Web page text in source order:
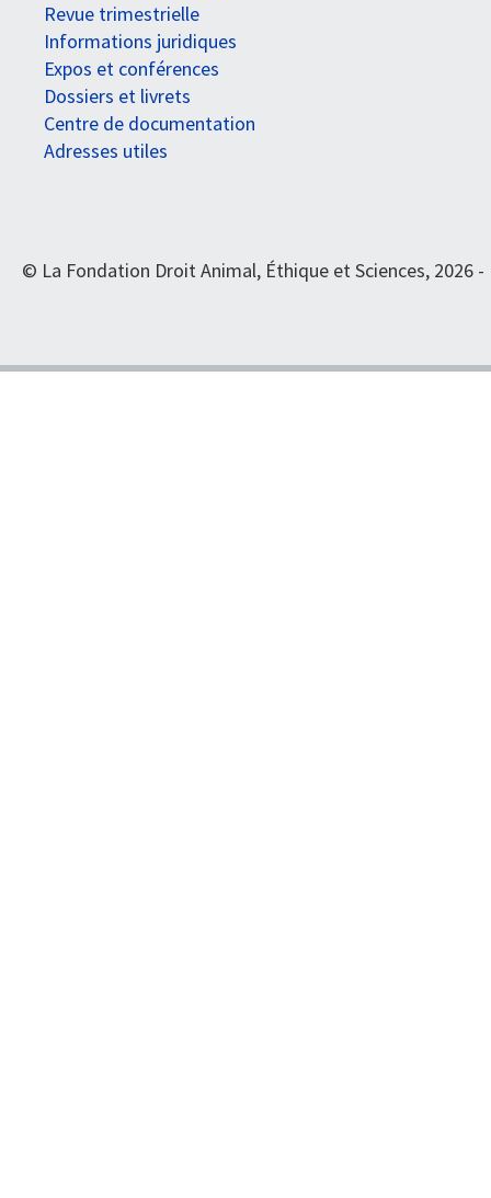
Revue trimestrielle
Informations juridiques
Expos et conférences
Dossiers et livrets
Centre de documentation
Adresses utiles
© La Fondation Droit Animal, Éthique et Sciences, 2026 -